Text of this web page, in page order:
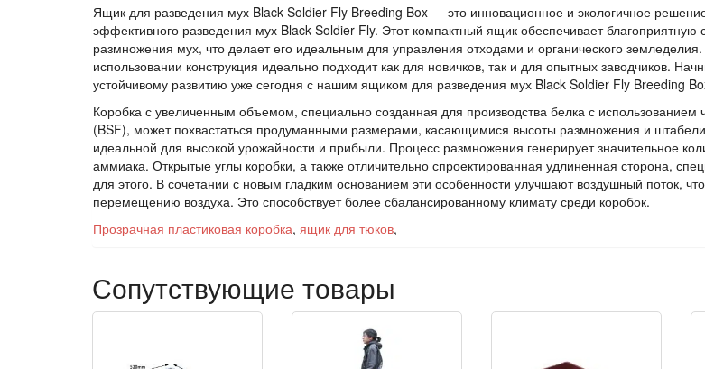
Ящик для разведения мух Black Soldier Fly Breeding Box — это инновационное и экологичное
эффективного разведения мух Black Soldier Fly. Этот компактный ящик обеспечивает благоприятную
размножения мух, что делает его идеальным для управления отходами и органического земледелия.
использовании конструкция идеально подходит как для новичков, так и для опытных заводчиков.
устойчивому развитию уже сегодня с нашим ящиком для разведения мух Black Soldier Fly Breeding
Коробка с увеличенным объемом, специально созданная для производства белка с использованием
(BSF), может похвастаться продуманными размерами, касающимися высоты размножения и
идеальной для высокой урожайности и прибыли. Процесс размножения генерирует значительное
аммиака. Открытые углы коробки, а также отличительно спроектированная удлиненная сторона,
для этого. В сочетании с новым гладким основанием эти особенности улучшают воздушный поток,
перемещению воздуха. Это способствует более сбалансированному климату среди коробок.
Прозрачная пластиковая коробка, ящик для тюков,
Сопутствующие товары